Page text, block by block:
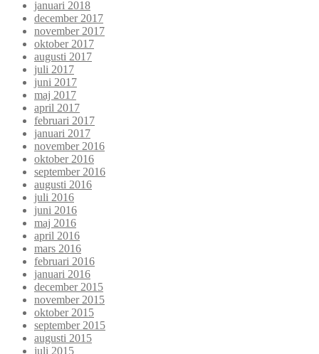
januari 2018
december 2017
november 2017
oktober 2017
augusti 2017
juli 2017
juni 2017
maj 2017
april 2017
februari 2017
januari 2017
november 2016
oktober 2016
september 2016
augusti 2016
juli 2016
juni 2016
maj 2016
april 2016
mars 2016
februari 2016
januari 2016
december 2015
november 2015
oktober 2015
september 2015
augusti 2015
juli 2015